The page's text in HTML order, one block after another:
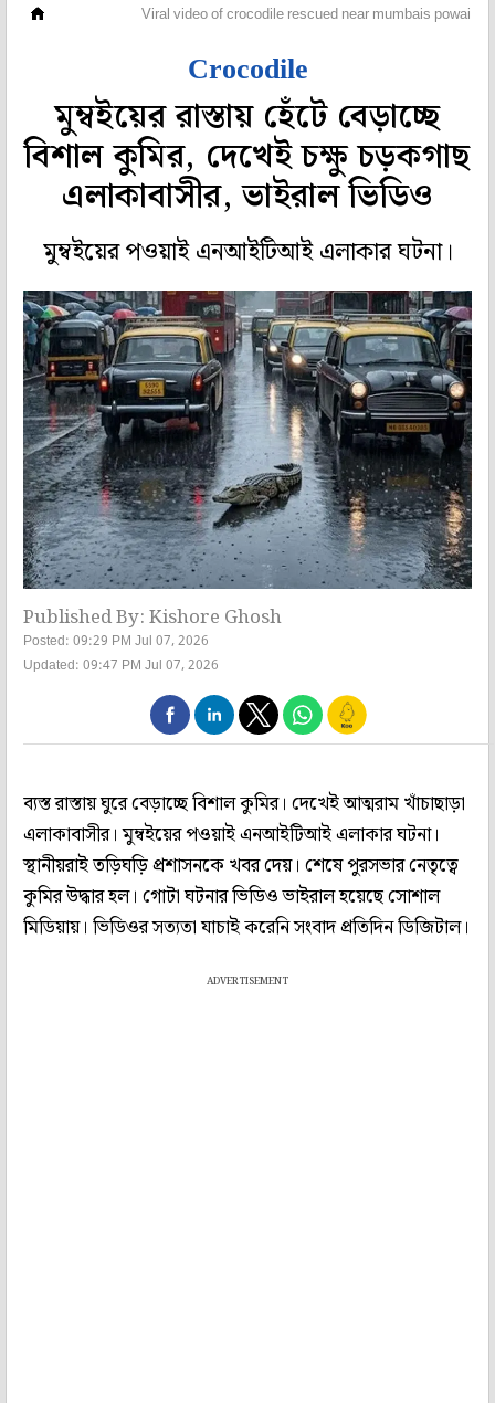
Viral video of crocodile rescued near mumbais powai
Crocodile
মুম্বইয়ের রাস্তায় হেঁটে বেড়াচ্ছে
বিশাল কুমির, দেখেই চক্ষু চড়কগাছ
এলাকাবাসীর, ভাইরাল ভিডিও
মুম্বইয়ের পওয়াই এনআইটিআই এলাকার ঘটনা।
Published By: Kishore Ghosh
Posted: 09:29 PM Jul 07, 2026
Updated: 09:47 PM Jul 07, 2026
ব্যস্ত রাস্তায় ঘুরে বেড়াচ্ছে বিশাল কুমির। দেখেই আত্মরাম খাঁচাছাড়া
এলাকাবাসীর। মুম্বইয়ের পওয়াই এনআইটিআই এলাকার ঘটনা।
স্থানীয়রাই তড়িঘড়ি প্রশাসনকে খবর দেয়। শেষে পুরসভার নেতৃত্বে
কুমির উদ্ধার হল। গোটা ঘটনার ভিডিও ভাইরাল হয়েছে সোশাল
মিডিয়ায়। ভিডিওর সত্যতা যাচাই করেনি সংবাদ প্রতিদিন ডিজিটাল।
ADVERTISEMENT